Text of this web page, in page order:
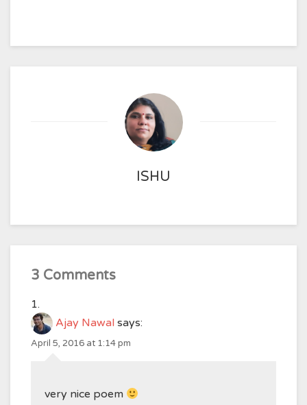
ISHU
3 Comments
Ajay Nawal says:
April 5, 2016 at 1:14 pm
very nice poem